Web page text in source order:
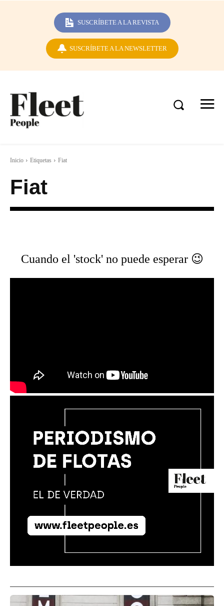
SUSCRÍBETE A LA REVISTA
SUSCRÍBETE A LA NEWSLETTER
Inicio Etiquetas Fiat
Fiat
Cuando el 'stock' no puede esperar 😉